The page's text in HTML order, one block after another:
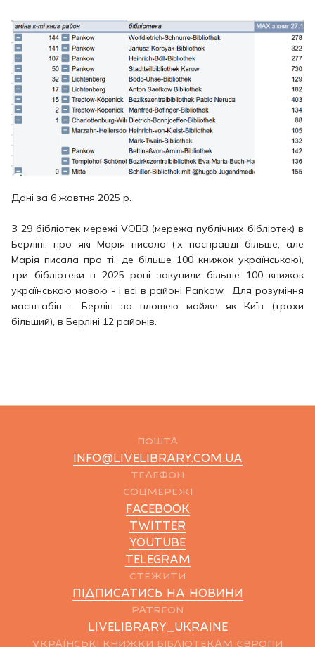
Дані за 6 жовтня 2025 р.
З 29 бібліотек мережі VÖBB (мережа публічних бібліотек) в
Берліні, про які Марія писала (їх насправді більше, але
Марія писала про ті, де більше 100 книжок українською),
три бібліотеки в 2025 році закупили більше 100 книжок
українською мовою - і всі в районі Pankow. Для розуміння
масштабів - Берлін за площею майже як Київ (трохи
більший), в Берліні 12 районів.
ПОШТА
INFO@LIVELIBRARY.COM.UA
ТЕЛЕФОН
СОЦМЕРЕЖІ
FACEBOOK
TWITTER
YOUTUBE
TELEGRAM
СТЕЖИТИ
ПІДПИСАТИСЬ НА НОВИНИ
PATREON
LIVELIBRARY_UKRAINE
УКРАЇНСЬКІ КНИЖКИ БІБЛІОТЕКАМ ЄВРОПИ